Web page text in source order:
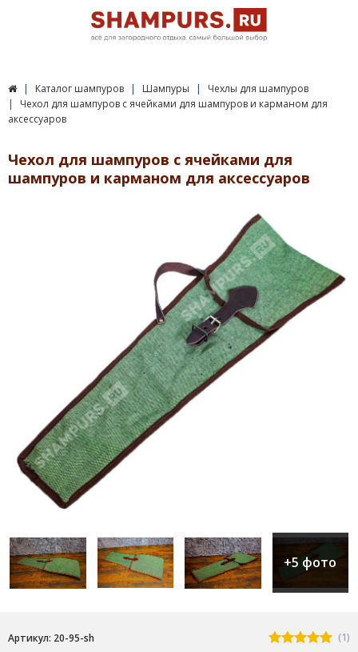
Каталог шампуров Шампуры
Чехлы для шампуров
Чехол для шампуров с ячейками для шампуров и карманом для
аксессуаров
Чехол для шампуров с ячейками для
шампуров и карманом для аксессуаров
+5 фото
Артикул: 20-95-sh (1)